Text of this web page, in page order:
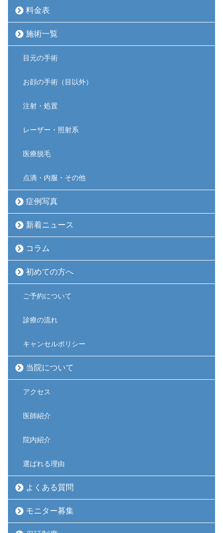
料金表
施術一覧
目元の手術
お顔の手術（目以外）
注射・処置
レーザー・照射系
医療脱毛
点滴・内服・その他
症例写真
新着ニュース
コラム
初めての方へ
ご予約について
診療の流れ
キャンセルポリシー
当院について
アクセス
医師紹介
院内紹介
選ばれる理由
よくある質問
モニター募集